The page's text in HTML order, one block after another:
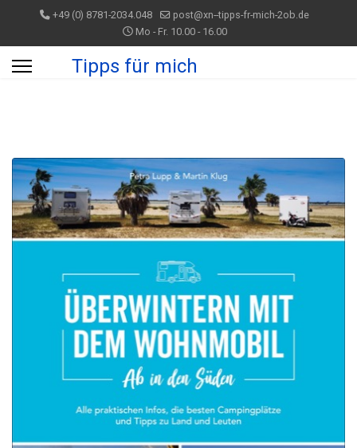
+49 (0) 8781-2034.048
post@xn--tipps-fr-mich-2ob.de
Mo - Fr. 10.00 - 16.00
Tipps für mich